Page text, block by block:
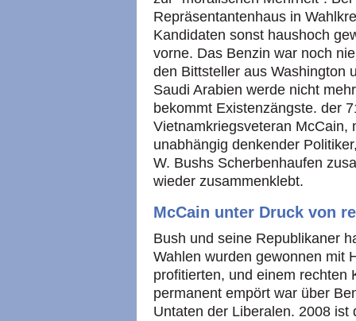
Repräsentantenhaus in
Kandidaten sonst haushoch
vorne. Das Benzin war noch
den Bittsteller aus Washington
Saudi Arabien werde nicht
bekommt Existenzängste. der
Vietnamkriegsveteran McCain,
unabhängig denkender
W. Bushs Scherbenhaufen
wieder zusammenklebt.
McCain unter Druck von
Bush und seine Republikaner
Wahlen wurden gewonnen mit
profitierten, und einem rechten
permanent empört war über
Untaten der Liberalen. 2008